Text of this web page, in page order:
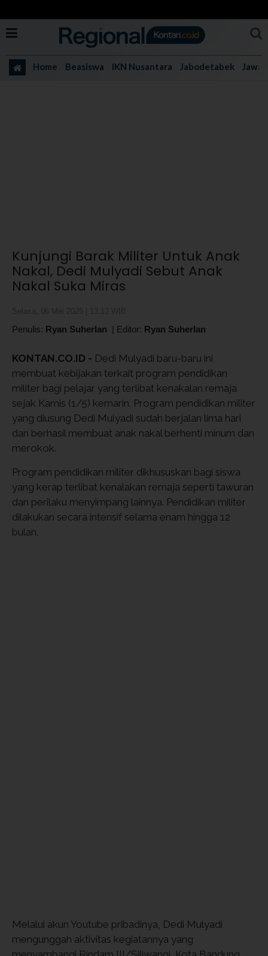
Home Beasiswa IKN Nusantara Jabodetabek Jawa
Kunjungi Barak Militer Untuk Anak
Nakal, Dedi Mulyadi Sebut Anak
Nakal Suka Miras
Penulis: Ryan Suherlan | Editor: Ryan Suherlan
KONTAN.CO.ID - Dedi Mulyadi baru-baru ini
membuat kebijakan terkait program pendidikan
militer bagi pelajar yang terlibat kenakalan remaja
sejak Kamis (1/5) kemarin. Program pendidikan militer
yang diusung Dedi Mulyadi sudah berjalan lima hari
dan berhasil membuat anak nakal berhenti minum dan
merokok.
Program pendidikan militer dikhususkan bagi siswa
yang kerap terlibat kenalakan remaja seperti tawuran
dan perilaku menyimpang lainnya. Pendidikan militer
dilakukan secara intensif selama enam hingga 12
bulan.
Melalui akun Youtube pribadinya, Dedi Mulyadi
mengunggah aktivitas kegiatannya yang